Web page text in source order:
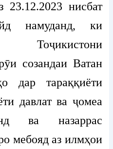
нисбат
намуданд, ки
созандаи Ватан
дар тараққиёти
давлат ва ҷомеа
ва назаррас
мебояд аз илмҳои